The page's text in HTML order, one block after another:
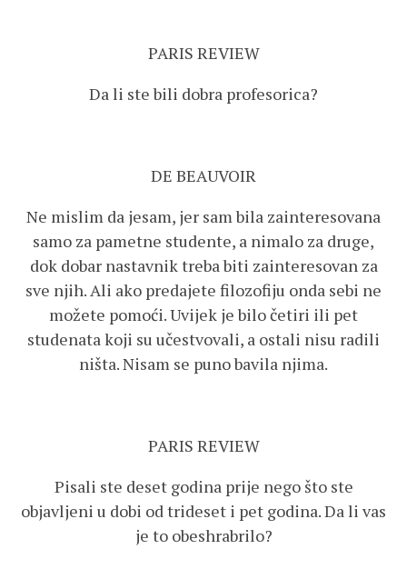
PARIS REVIEW
Da li ste bili dobra profesorica?
DE BEAUVOIR
Ne mislim da jesam, jer sam bila zainteresovana
samo za pametne studente, a nimalo za druge,
dok dobar nastavnik treba biti zainteresovan za
sve njih. Ali ako predajete filozofiju onda sebi ne
možete pomoći. Uvijek je bilo četiri ili pet
studenata koji su učestvovali, a ostali nisu radili
ništa. Nisam se puno bavila njima.
PARIS REVIEW
Pisali ste deset godina prije nego što ste
objavljeni u dobi od trideset i pet godina. Da li vas
je to obeshrabrilo?